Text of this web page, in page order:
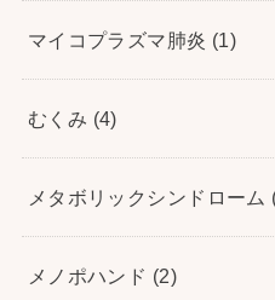
マイコプラズマ肺炎 (1)
むくみ (4)
メタボリックシンドローム
メノポハンド (2)